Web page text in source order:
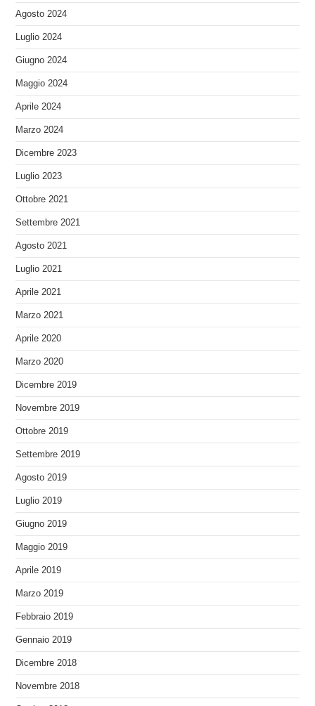
Agosto 2024
Luglio 2024
Giugno 2024
Maggio 2024
Aprile 2024
Marzo 2024
Dicembre 2023
Luglio 2023
Ottobre 2021
Settembre 2021
Agosto 2021
Luglio 2021
Aprile 2021
Marzo 2021
Aprile 2020
Marzo 2020
Dicembre 2019
Novembre 2019
Ottobre 2019
Settembre 2019
Agosto 2019
Luglio 2019
Giugno 2019
Maggio 2019
Aprile 2019
Marzo 2019
Febbraio 2019
Gennaio 2019
Dicembre 2018
Novembre 2018